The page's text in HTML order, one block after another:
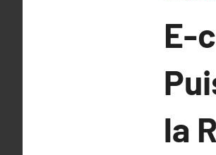
E-
la